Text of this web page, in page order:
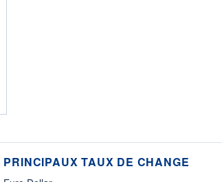
PRINCIPAUX TAUX DE CHANGE